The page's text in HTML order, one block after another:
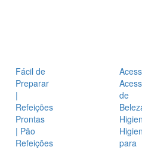
Fácil de
Preparar
|
Refeições
Prontas
| Pão
Refeições
de
para